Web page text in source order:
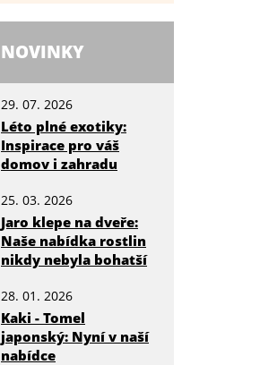
NOVINKY
29. 07. 2026
Léto plné exotiky:
Inspirace pro váš
domov i zahradu
25. 03. 2026
Jaro klepe na dveře:
Naše nabídka rostlin
nikdy nebyla bohatší
28. 01. 2026
Kaki - Tomel
japonský: Nyní v naší
nabídce